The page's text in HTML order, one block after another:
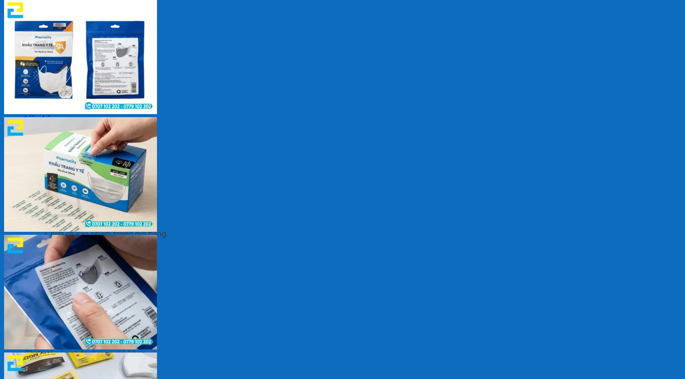
In Tem Nhãn
In Decal
Tin tức
Tin Tức In Kỹ Thuật Số
Tin Tức In UV
Tin tức công ty
Tuyển dụng
Câu hỏi thường gặp
Liên hệ
Tìm
kiếm:
Giỏ hàng /0₫
Chưa có sản phẩm trong giỏ hàng.
Quay trở lại cửa hàng
Giỏ hàng
Chưa có sản phẩm trong giỏ hàng.
Quay trở lại cửa hàng